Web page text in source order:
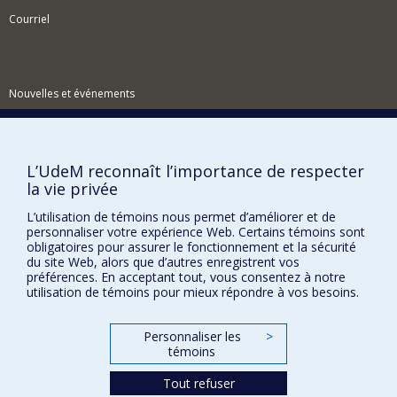
Courriel
Nouvelles et événements
Plan du site
Accessibilité
FACULTÉ DES ARTS ET DES SCIENCES
Nos départements et écoles
Nos centres d'études
L’UdeM reconnaît l’importance de respecter
la vie privée
L’utilisation de témoins nous permet d’améliorer et de
personnaliser votre expérience Web. Certains témoins sont
obligatoires pour assurer le fonctionnement et la sécurité
du site Web, alors que d’autres enregistrent vos
préférences. En acceptant tout, vous consentez à notre
utilisation de témoins pour mieux répondre à vos besoins.
Personnaliser les
témoins
>
Tout refuser